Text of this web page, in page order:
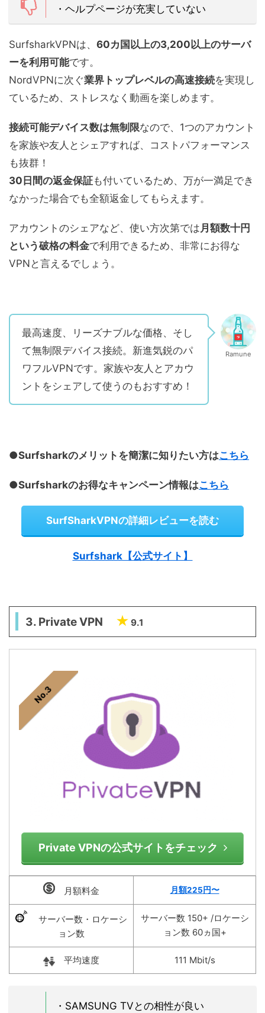
・ヘルプページが充実していない
SurfsharkVPNは、 60カ国以上の3,200以上のサーバ
ーを利用可能です。
NordVPNに次ぐ業界トップレベルの高速接続を実現し
ているため、ストレスなく動画を楽しめます。
接続可能デバイス数は無制限なので、1つのアカウント
を家族や友人とシェアすれば、コストパフォーマンス
も抜群！
30日間の返金保証も付いているため、万が一満足でき
なかった場合でも全額返金してもらえます。
アカウントのシェアなど、使い方次第では 月額数十円
という破格の料金で利用できるため、非常にお得な
VPNと言えるでしょう。
最高速度、リーズナブルな価格、そし
て無制限デバイス接続。新進気鋭のパ
ワフルVPNです。家族や友人とアカウ
ントをシェアして使うのもおすすめ！
Ramune
●Surfsharkのメリットを簡潔に知りたい方はこちら
●Surfsharkのお得なキャンペーン情報はこちら
SurfSharkVPNの詳細レビューを読む
Surfshark【公式サイト】
3. Private VPN 9.1
No.3
Private VPNの公式サイトをチェック
月額料金 月額225 円〜
サーバー数・ロケーシ
ョン数
サーバー数 150+ /ロケーシ
ョン数 60ヵ国+
平均速度 111 Mbit/s
・SAMSUNG TVとの相性が良い